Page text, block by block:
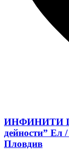
ИНФИНИТИ
дейности” Ел
Пловдив